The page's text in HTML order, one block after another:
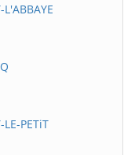
PETiT